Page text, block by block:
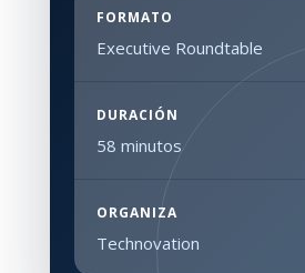
FORMATO
Executive Roundtable
DURACIÓN
58 minutos
ORGANIZA
Technovation